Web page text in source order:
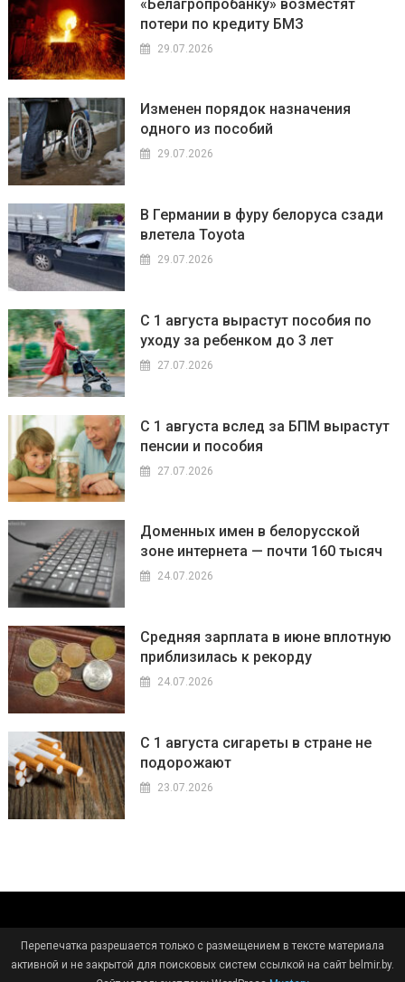
«Белагропробанку» возместят
потери по кредиту БМЗ
29.07.2026
Изменен порядок назначения
одного из пособий
29.07.2026
В Германии в фуру белоруса сзади
влетела Toyota
29.07.2026
С 1 августа вырастут пособия по
уходу за ребенком до 3 лет
27.07.2026
С 1 августа вслед за БПМ вырастут
пенсии и пособия
27.07.2026
Доменных имен в белорусской
зоне интернета — почти 160 тысяч
24.07.2026
Средняя зарплата в июне вплотную
приблизилась к рекорду
24.07.2026
С 1 августа сигареты в стране не
подорожают
23.07.2026
Перепечатка разрешается только с размещением в тексте материала
активной и не закрытой для поисковых систем ссылкой на сайт belmir.by.